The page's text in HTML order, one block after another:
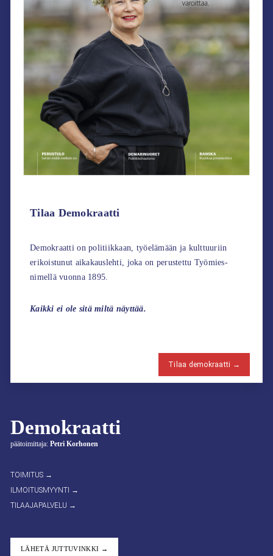
Demokraatti
päätoimittaja: Petri Korhonen
TOIMITUS →
ILMOITUSMYYNTI →
TILAAJAPALVELU →
LÄHETÄ JUTTUVINKKI →
Tilaa Demokraatti
Demokraatti on politiikkaan, työelämään ja kulttuuriin
erikoistunut aikakauslehti, joka on perustettu Työmies-
nimellä vuonna 1895.
Kaikki ei ole sitä miltä näyttää.
Tilaa demokraatti →